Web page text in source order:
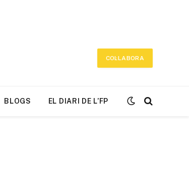
COL·LABORA
BLOGS EL DIARI DE L’FP